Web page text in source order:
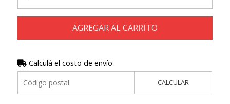
AGREGAR AL CARRITO
Calculá el costo de envío
CALCULAR